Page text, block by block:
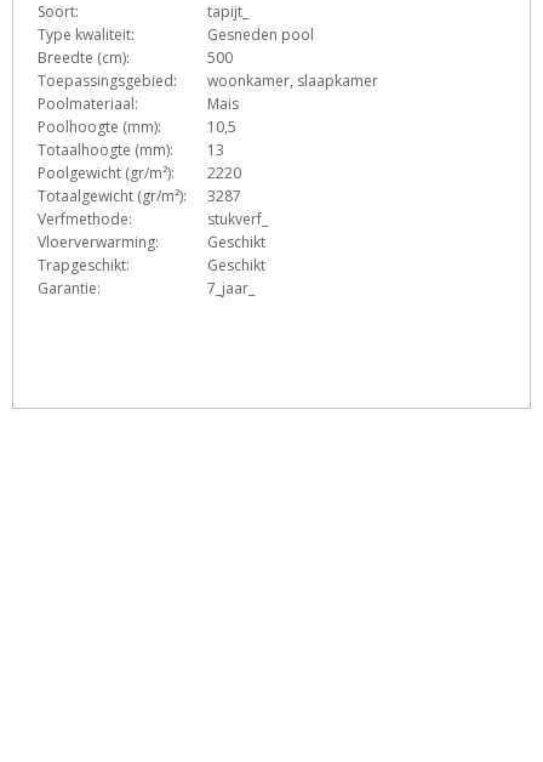
Soort:
tapijt_
Type kwaliteit:
Gesneden pool
Breedte (cm):
500
Toepassingsgebied:
woonkamer, slaapkamer
Poolmateriaal:
Mais
Poolhoogte (mm):
10,5
Totaalhoogte (mm):
13
Poolgewicht (gr/m²):
2220
Totaalgewicht (gr/m²):
3287
Verfmethode:
stukverf_
Vloerverwarming:
Geschikt
Trapgeschikt:
Geschikt
Garantie:
7_jaar_
D ehL
sTZ